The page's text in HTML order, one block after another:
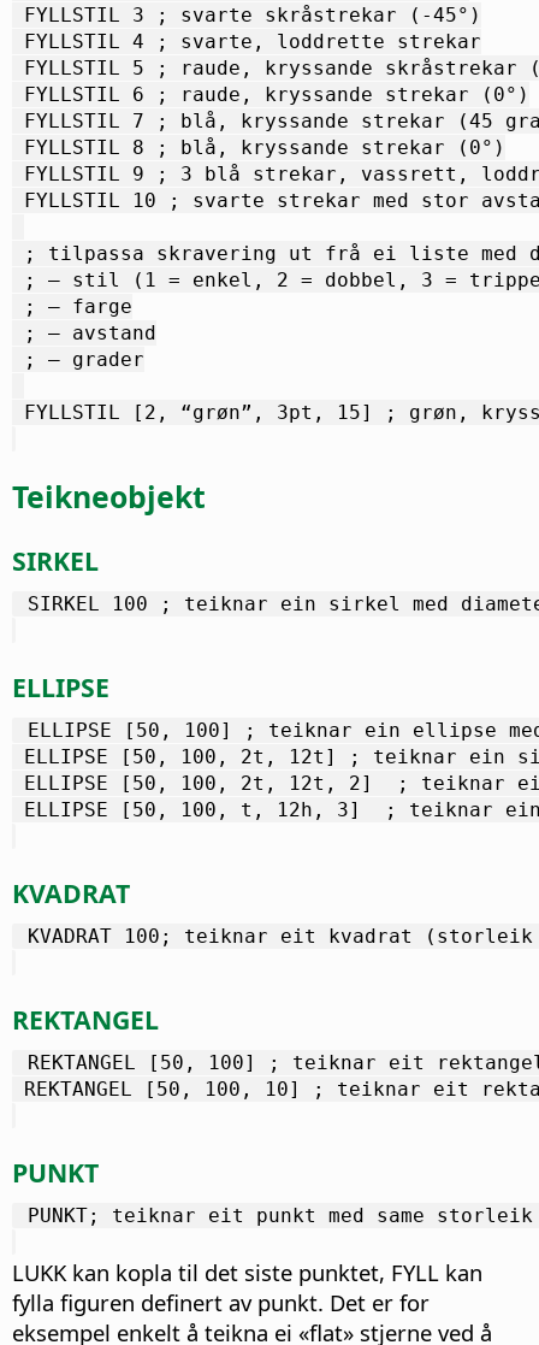
FYLLSTIL 3 ; svarte skråstrekar (-45°)
FYLLSTIL 4 ; svarte, loddrette strekar
FYLLSTIL 5 ; raude, kryssande skråstrekar
FYLLSTIL 6 ; raude, kryssande strekar (0°)
FYLLSTIL 7 ; blå, kryssande strekar (45
FYLLSTIL 8 ; blå, kryssande strekar (0°)
FYLLSTIL 9 ; 3 blå strekar, vassrett,
FYLLSTIL 10 ; svarte strekar med stor
; tilpassa skravering ut frå ei liste med
; – stil (1 = enkel, 2 = dobbel, 3 =
; – farge
; – avstand
; – grader
FYLLSTIL [2, “grøn”, 3pt, 15] ; grøn,
Teikneobjekt
SIRKEL
SIRKEL 100 ; teiknar ein sirkel med
ELLIPSE
ELLIPSE [50, 100] ; teiknar ein ellipse
ELLIPSE [50, 100, 2t, 12t] ; teiknar ein
ELLIPSE [50, 100, 2t, 12t, 2]  ; teiknar
ELLIPSE [50, 100, t, 12h, 3]  ; teiknar
KVADRAT
KVADRAT 100; teiknar eit kvadrat
REKTANGEL
REKTANGEL [50, 100] ; teiknar eit
REKTANGEL [50, 100, 10] ; teiknar eit
PUNKT
PUNKT; teiknar eit punkt med same storleik
LUKK kan kopla til det siste punktet, FYLL kan
fylla figuren definert av punkt. Det er for
eksempel enkelt å teikna ei «flat» stjerne ved å